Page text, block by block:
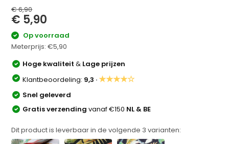
€ 6,90
€ 5,90
Op voorraad
Meterprijs:€5,90
Hoge kwaliteit& Lage prijzen
Klantbeoordeling: 9,3 ·★★★★☆
Snel geleverd
Gratis verzendingvanaf €150 NL & BE
Dit product is leverbaar in de volgende 3 varianten: